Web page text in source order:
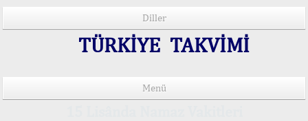
Diller
TÜRKİYE TAKVİMİ
Menü